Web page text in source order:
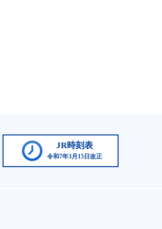
JR時刻表
令和7年3月15日改正